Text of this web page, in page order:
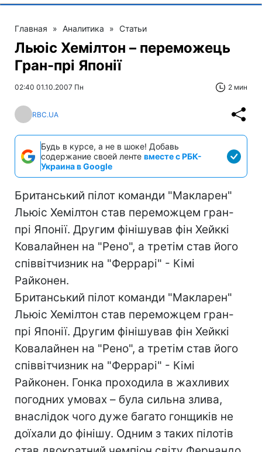
Главная » Аналитика » Статьи
Льюіс Хемілтон – переможець
Гран-прі Японії
02:40 01.10.2007 Пн 2 мин
RBC.UA
Будь в курсе, а не в шоке! Добавь
содержание своей ленте вместе с РБК-
Украина в Google
Британський пілот команди "Макларен"
Льюіс Хемілтон став переможцем гран-
прі Японії. Другим фінішував фін Хейккі
Ковалайнен на "Рено", а третім став його
співвітчизник на "Феррарі" - Кімі
Райконен.
Британський пілот команди "Макларен"
Льюіс Хемілтон став переможцем гран-
прі Японії. Другим фінішував фін Хейккі
Ковалайнен на "Рено", а третім став його
співвітчизник на "Феррарі" - Кімі
Райконен. Гонка проходила в жахливих
погодних умовах – була сильна злива,
внаслідок чого дуже багато гонщиків не
доїхали до фінішу. Одним з таких пілотів